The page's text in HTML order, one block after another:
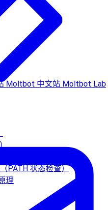
PATH 状态检查）
理
Moltbot 中文站 Moltbot Lab